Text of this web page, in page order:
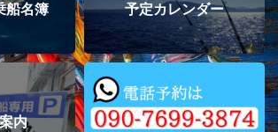
船名簿 予定カレンダー
内